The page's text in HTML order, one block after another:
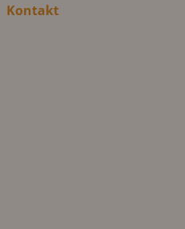
Kontakt